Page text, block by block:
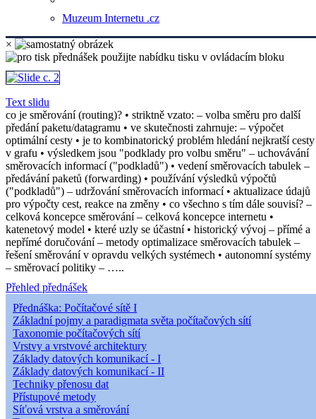
Muzeum Internetu .cz
×
Text slidu
co je směrování (routing)? • striktně vzato: – volba směru pro další
předání paketu/datagramu • ve skutečnosti zahrnuje: – výpočet
optimální cesty • je to kombinatorický problém hledání nejkratší cesty
v grafu • výsledkem jsou "podklady pro volbu směru" – uchovávání
směrovacích informací ("podkladů") • vedení směrovacích tabulek –
předávání paketů (forwarding) • používání výsledků výpočtů
("podkladů") – udržování směrovacích informací • aktualizace údajů
pro výpočty cest, reakce na změny • co všechno s tím dále souvisí? –
celková koncepce směrování – celková koncepce internetu •
katenetový model • které uzly se účastní • historický vývoj – přímé a
nepřímé doručování – metody optimalizace směrovacích tabulek –
řešení směrování v opravdu velkých systémech • autonomní systémy
– směrovací politiky – …..
Přehled přednášek
Přednáška: Počítačové sítě I
Základní pojmy a paradigmata světa počítačových sítí
Taxonomie počítačových sítí
Vrstvy a vrstvové architektury
Základy datových komunikací - I
Základy datových komunikací - II
Techniky přenosu dat
Přístupové metody
Síťová vrstva a směrování